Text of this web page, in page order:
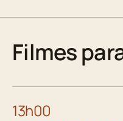
Filmes
13h00